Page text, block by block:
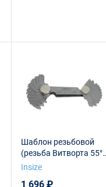
Шаблон резьбовой
(резьба Витворта 55°)
28 шт.
Insize
1 696 ₽